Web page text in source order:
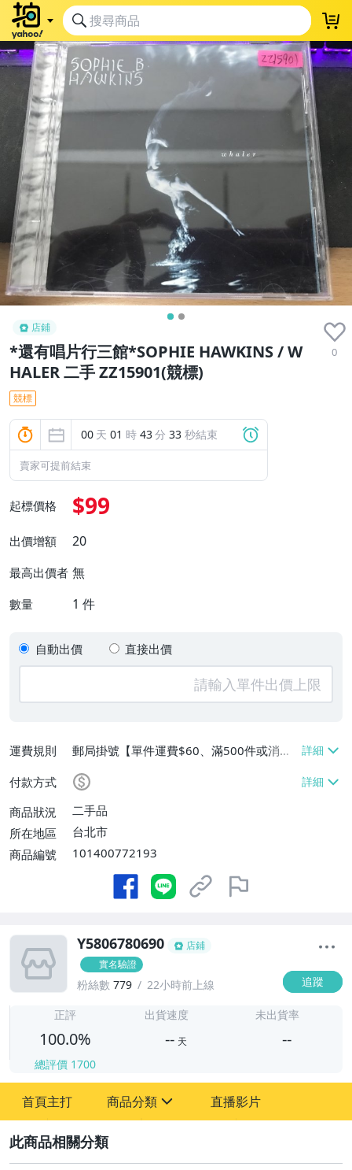
店鋪
*還有唱片行三館*SOPHIE HAWKINS / W
HALER 二手 ZZ15901(競標)
0
競標
00 天 01 時 43分 32 秒結束
賣家可提前結束
起標價格 $99
出價增額 20
最高出價者 無
數量 1 件
自動出價 直接出價
運費規則
郵局掛號【單件運費$60、滿500件或消費
滿$20000免運費】
付款方式
商品狀況
二手品
所在地區
台北市
商品編號
101400772193
Y5806780690
店鋪
實名驗證
粉絲數 779 22小時前上線 追蹤
正評
100.0%
總評價 1700
出貨速度
-- 天
未出貨率
--
首頁主打 商品分類
其它
直播影片